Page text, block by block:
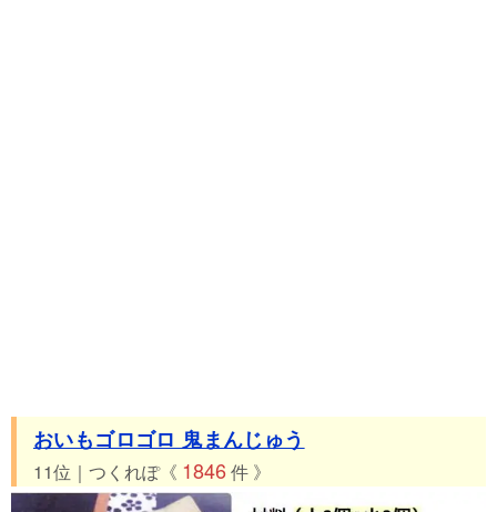
おいもゴロゴロ 鬼まんじゅう
11位｜つくれぽ《 1846件 》